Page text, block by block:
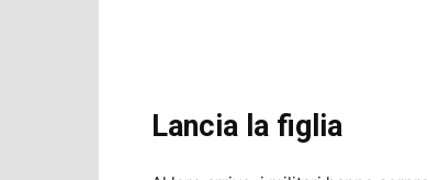
Lancia la figlia